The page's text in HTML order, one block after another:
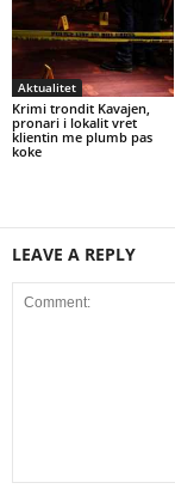
Aktualitet
Krimi trondit Kavajen,
pronari i lokalit vret
klientin me plumb pas
koke
LEAVE A REPLY